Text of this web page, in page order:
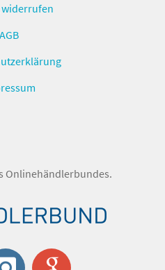
widerrufen
AGB
Onlinehändlerbundes.